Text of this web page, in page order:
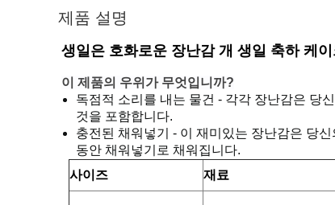
제품 설명
생일은 호화로운 장난감 개 생일 축하 케
이 제품의 우위가 무엇입니까?
독점적 소리를 내는 물건 - 각각 장난감은 당
것을 포함합니다.
충전된 채워넣기 - 이 재미있는 장난감은 당
동안 채워넣기로 채워집니다.
사이즈
재료